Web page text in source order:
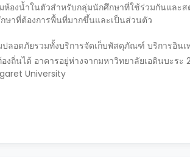
ห้องน้ำในตัวสำหรับกลุ่มนักศึกษาที่ใช้ร่วมกันและ
ษาที่ต้องการพื้นที่มากขึ้นและเป็นส่วนตัว
ปลอดภัยรวมทั้งบริการจัดเก็บพัสดุภัณฑ์ บริการอินเ
ถิ่นได้ อาคารอยู่ห่างจากมหาวิทยาลัยเอดินบะระ
University
าที่ต้องการพื้นที่มากขึ้นและเป็นส่วนตัว